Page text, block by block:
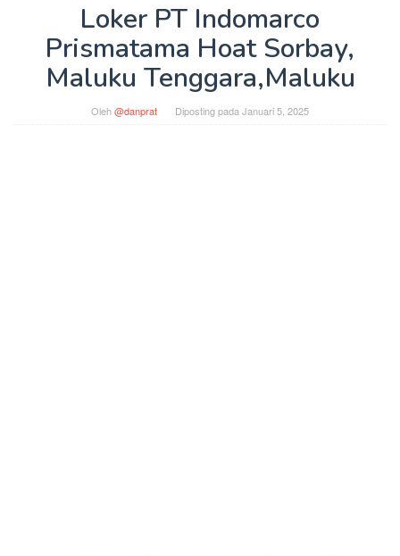
Loker PT Indomarco
Prismatama Hoat Sorbay,
Maluku Tenggara,Maluku
Oleh@danprat Diposting pada Januari 5, 2025